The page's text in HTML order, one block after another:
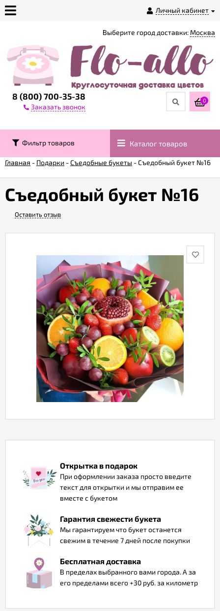
Личный кабинет
магазине
Доставка
Контакты
Гарантии
оформить
Публичная
8 (800) 700-35-38
Заказать звонок
Выберите город доставки: Москва
0
Фильтр товаров Каталог товаров
Главная - Подарки -Съедобные букеты -Съедобный букет №16
Съедобный букет №16
Оставить отзыв
Открытка в подарок
При оформлении заказа просто введите
текст для открытки и мы отправим ее
вместе с букетом
Гарантия свежести букета
Мы гарантируем что букет останется
свежим в течение 7 дней после покупки
Бесплатная доставка
В пределах выбранного вами города. А за
его пределами всего +30 руб. за километр